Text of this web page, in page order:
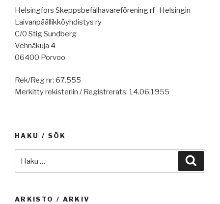
Charlie
Blyth”
Helsingfors Skeppsbefälhavareförening rf -Helsingin
Laivanpäällikköyhdistys ry
C/0 Stig Sundberg
Vehnäkuja 4
06400 Porvoo
Rek/Reg nr: 67.555
Merkitty rekisteriin / Registrerats: 14.06.1955
HAKU / SÖK
ARKISTO / ARKIV